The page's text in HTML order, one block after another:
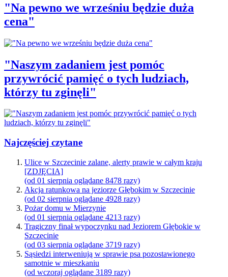
"Na pewno we wrześniu będzie duża
cena"
"Naszym zadaniem jest pomóc
przywrócić pamięć o tych ludziach,
którzy tu zginęli"
Najczęściej czytane
Ulice w Szczecinie zalane, alerty prawie w całym kraju
[ZDJĘCIA]
(od 01 sierpnia oglądane 8478 razy)
Akcja ratunkowa na jeziorze Głębokim w Szczecinie
(od 02 sierpnia oglądane 4928 razy)
Pożar domu w Mierzynie
(od 01 sierpnia oglądane 4213 razy)
Tragiczny finał wypoczynku nad Jeziorem Głębokie w
Szczecinie
(od 03 sierpnia oglądane 3719 razy)
Sąsiedzi interweniują w sprawie psa pozostawionego
samotnie w mieszkaniu
(od wczoraj oglądane 3189 razy)